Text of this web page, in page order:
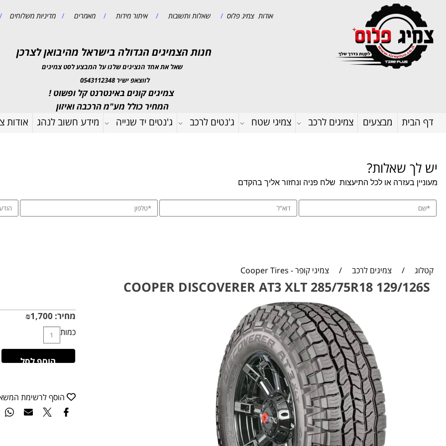
אודות צמיג פלוס/ שאלות ותשובות / איתור מידות / מאמרים / מדיניות משלוחים
חנות הצמיגים הגדולה בישראל מהיבואן לצרכן
שאל את אחד הנציגים שלנו על המבצע לסט צמיגים
לווצאפ ישיר 0543112348
צמיגים קונים באינטרנט קל ופשוט !
המחיר כולל מע"מ הרכבה ואיזון
דף הבית מבצעים צמיגים לרכב צמיגי שטח ג'נטים לרכב ג'נטים יד שנייה מידע חשוב לנהג אודות
יש לך שאלות?
מעוניין בעזרה או לכל התיעצות שלח פניה ונחזור אליך בהקדם
קטלוג / צמיגים לרכב / צמיגי קופר - Cooper Tires
COOPER DISCOVERER AT3 XLT 285/75R18 129/126S
מחיר: ₪1,700
כמות
הוסף לסל
הוסף לרשימת